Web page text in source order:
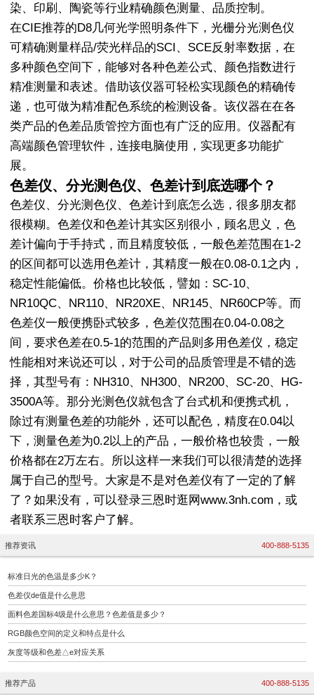
染、印刷、陶瓷等行业精确颜色测量、品质控制。
在CIE推荐的D8几何光学照明条件下，光栅分光测色仪
可精确测量样品/荧光样品的SCI、SCE反射率数据，在
多种颜色空间下，能够对各种色差公式、颜色指数进行
精准测量和表述。借助该仪器可轻松实现颜色的精确传
递，也可做为精准配色系统的检测设备。该仪器在在各
类产品的色差品质管控方面也有广泛的应用。仪器配有
高端颜色管理软件，连接电脑使用，实现更多功能扩
展。
色差仪、分光测色仪、色差计到底选哪个？
色差仪、分光测色仪、色差计到底怎么选，很多朋友都
很模糊。色差仪和色差计其实区别很小，顾名思义，色
差计偏向于手持式，而且精度较低，一般色差范围在1-2
的区间都可以选用色差计，其精度一般在0.08-0.1之内，
稳定性能偏低。价格也比较低，譬如：SC-10、
NR10QC、NR110、NR20XE、NR145、NR60CP等。而
色差仪一般便携卧式较多，色差仪范围在0.04-0.08之
间，要求色差在0.5-1的范围的产品则多用色差仪，稳定
性能相对来说还可以，对于公司的品质管理是不错的选
择，其型号有：NH310、NH300、NR200、SC-20、HG-
3500A等。那分光测色仪就包含了台式机和便携式机，
除过有测量色差的功能外，还可以配色，精度在0.04以
下，测量色差为0.2以上的产品，一般价格也较贵，一般
价格都在2万左右。所以这样一来我们可以很清楚的选择
属于自己的型号。大家是不是对色差仪有了一定的了解
了？如果没有，可以登录三恩时逛网www.3nh.com，或
者联系三恩时客户了解。
推荐资讯 400-888-5135
标准日光的色温是多少K？
色差仪de值是什么意思
面料色差国标4级是什么意思？色差值是多少？
RGB颜色空间的定义和特点是什么
灰度等级和色差△e对应关系
推荐产品 400-888-5135